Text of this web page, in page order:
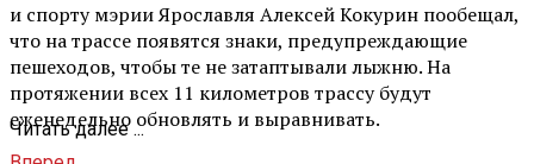
и спорту мэрии Ярославля Алексей Кокурин пообещал,
что на трассе появятся знаки, предупреждающие
пешеходов, чтобы те не затаптывали лыжню. На
протяжении всех 11 километров трассу будут
еженедельно обновлять и выравнивать.
Читать далее ...